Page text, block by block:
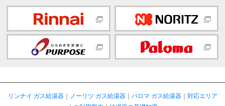
リンナイ ガス給湯器｜ ノーリツ ガス給湯器｜ パロマ ガス給湯器｜ 対応エリア